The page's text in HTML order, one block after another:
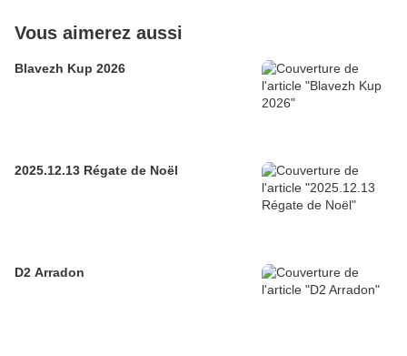
Vous aimerez aussi
Blavezh Kup 2026
2025.12.13 Régate de Noël
D2 Arradon